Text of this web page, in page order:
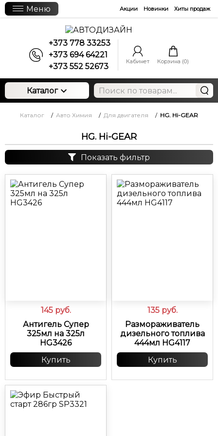
Меню Акции Новинки Хиты продаж
+373 778 33253
+373 694 64221
+373 552 52673
Кабинет Корзина (0)
Каталог
Каталог / Авто Химия / Для двигателя / HG. Hi-GEAR
HG. Hi-GEAR
Показать фильтр
145 руб.
Антигель Супер
325мл на 325л
HG3426
Купить
135 руб.
Размораживатель
дизельного топлива
444мл HG4117
Купить